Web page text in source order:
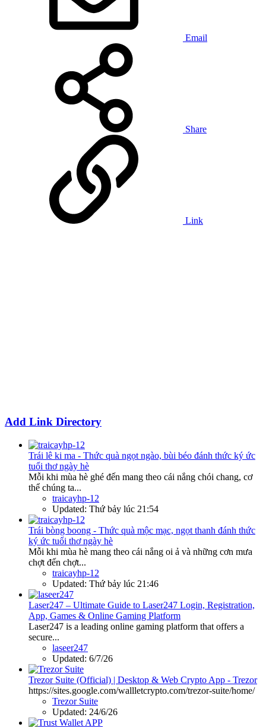
Email
Share
Link
Add Link Directory
Trái lê ki ma - Thức quà ngọt ngào, bùi béo đánh thức ký ức
tuổi thơ ngày hè
Mỗi khi mùa hè ghé đến mang theo cái nắng chói chang, cơ
thể chúng ta...
traicayhp-12
Updated: Thứ bảy lúc 21:54
Trái bòng boong - Thức quà mộc mạc, ngọt thanh đánh thức
ký ức tuổi thơ ngày hè
Mỗi khi mùa hè mang theo cái nắng oi ả và những cơn mưa
chợt đến chợt...
traicayhp-12
Updated: Thứ bảy lúc 21:46
Laser247 – Ultimate Guide to Laser247 Login, Registration,
App, Games & Online Gaming Platform
Laser247 is a leading online gaming platform that offers a
secure...
laseer247
Updated: 6/7/26
Trezor Suite (Official) | Desktop & Web Crypto App - Trezor
https://sites.google.com/wallletcrypto.com/trezor-suite/home/
Trezor Suite
Updated: 24/6/26